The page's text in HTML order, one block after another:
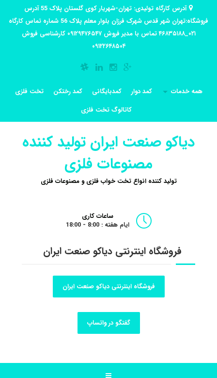
آدرس کارگاه تولیدی: تهران-شهریار کوی گلستان پلاک 55 آدرس
فروشگاه:تهران شهر قدس شهرک فرزان بلوار معلم پلاک 56 شماره تماس کارگاه
۰۲۱_۴۶۸۳۵۱۸۸ تماس با مدیر فروش ۰۹۱۲۹۴۷۶۵۴۷ کارشناسی فروش
۰۹۱۲۲۶۴۸۵۰۴
همه خدمات کمد دوار کمدبایگانی کمد رختکن
تخت فلزی
کاتالوگ تخت فلزی
دیاکو صنعت ایران تولید کننده
مصنوعات فلزی
تولید کننده انواع تخت خواب فلزی و مصنوعات فلزی
ساعات کاری
ایام هفته : 8:00 - 18:00
فروشگاه اینترنتی دیاکو صنعت ایران
فروشگاه اینترنتی دیاکو صنعت ایران
گفتگو در واتساپ